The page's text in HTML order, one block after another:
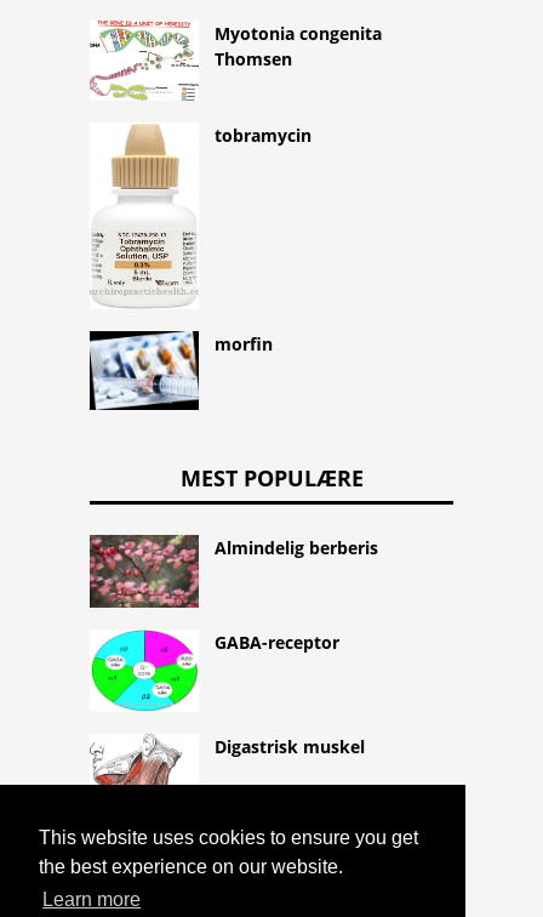
This website uses cookies to ensure you get
the best experience on our website.
Learn more
Myotonia congenita
Thomsen
tobramycin
morfin
MEST POPULÆRE
Almindelig berberis
GABA-receptor
Digastrisk muskel